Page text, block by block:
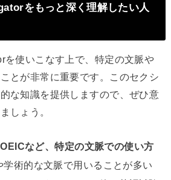
をもっと深く理解したい人
使いこなす上で、特定の文脈や
とが非常に重要です。このセクシ
な知識を提供しますので、ぜひ意
しょう。
など、特定の文脈での使い方
学術的な文脈で用いることが多い